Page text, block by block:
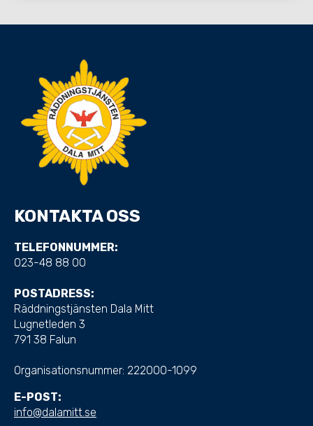
KONTAKTA OSS
TELEFONNUMMER:
023-48 88 00
POSTADRESS:
Räddningstjänsten Dala Mitt
Lugnetleden 3
791 38 Falun
Organisationsnummer: 222000-1099
E-POST:
info@dalamitt.se